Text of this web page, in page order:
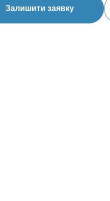
Залишити заявку